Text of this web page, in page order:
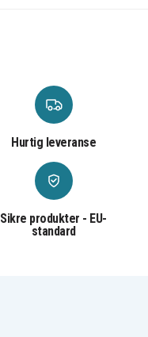
Hurtig leveranse
Sikre produkter - EU-
standard